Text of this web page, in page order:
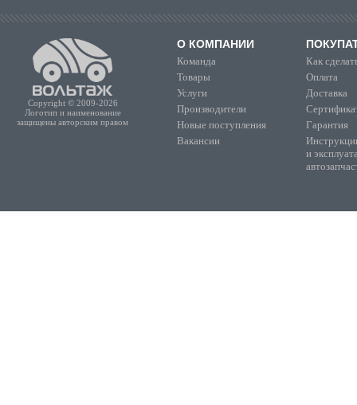
Copyright © 2009-2026
Логотип и наименование
защищены авторским правом
О КОМПАНИИ
Команда
Товары
Услуги
Производители
Новые поступления
Вакансии
Как
Оплата
Доставка
Гарантия
и